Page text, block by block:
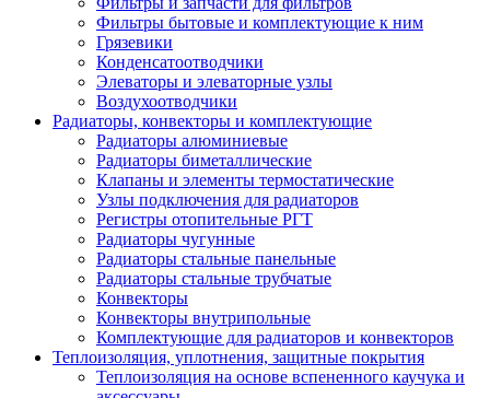
Фильтры бытовые и комплектующие к ним
Грязевики
Конденсатоотводчики
Элеваторы и элеваторные узлы
Воздухоотводчики
Радиаторы, конвекторы и комплектующие
Радиаторы алюминиевые
Радиаторы биметаллические
Клапаны и элементы термостатические
Узлы подключения для радиаторов
Регистры отопительные РГТ
Радиаторы чугунные
Радиаторы стальные панельные
Радиаторы стальные трубчатые
Конвекторы
Конвекторы внутрипольные
Комплектующие для радиаторов и конвекторов
Теплоизоляция, уплотнения, защитные покрытия
Теплоизоляция на основе вспененного каучука и